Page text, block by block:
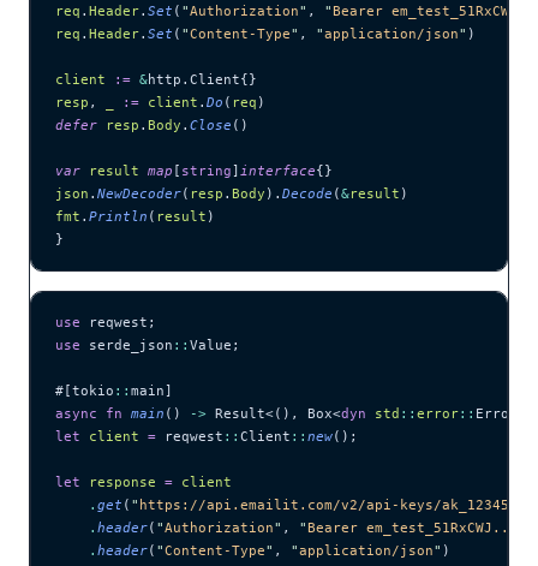
req . Header. Set ( "Authorization" , "Bearer
req . Header. Set ( "Content-Type" , "application/json" )
client := &http.Client{}
resp , := client . Do ( req )
defer resp . Body . Close ()
var result map [ string] interface{}
json . NewDecoder( resp . Body ). Decode (&result )
fmt . Println ( result )
}
use reqwest;
use serde_json :: Value;
#[tokio :: main]
async fn main () -> Result<(), Box<dyn std :: error::
let client = reqwest :: Client :: new();
let response = client
    .
get ( " https://api.emailit.com/v2/api-keys/
    .
header( "Authorization" , "Bearer
    .
header( "Content-Type" , "application/json" )